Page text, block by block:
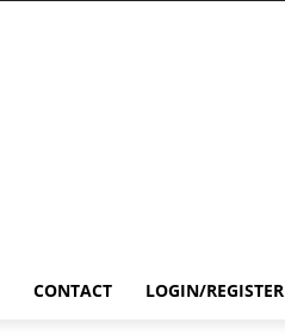
CONTACT LOGIN/REGISTER